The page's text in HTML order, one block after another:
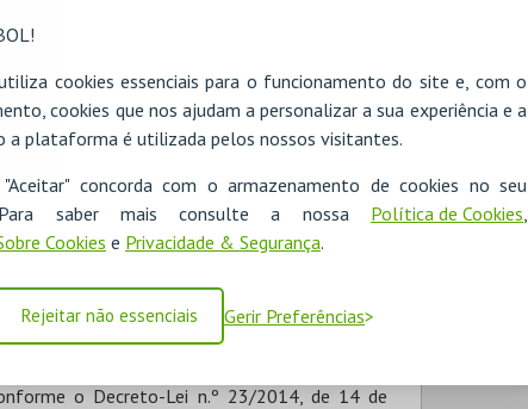
cookies essenciais para o funcionamento do site e, com o
cookies que nos ajudam a personalizar a sua experiência e a
a plataforma é utilizada pelos nossos visitantes.
concorda com o armazenamento de cookies no seu
Para saber mais consulte a nossa Política de Cookies,
Cookies e Privacidade & Segurança.
Rejeitar não essenciais Gerir Preferências
o Decreto-Lei n.º 23/2014, de 14 de